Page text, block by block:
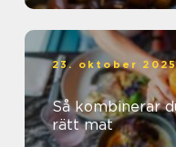
23. oktober
Så kombinerar
rätt mat